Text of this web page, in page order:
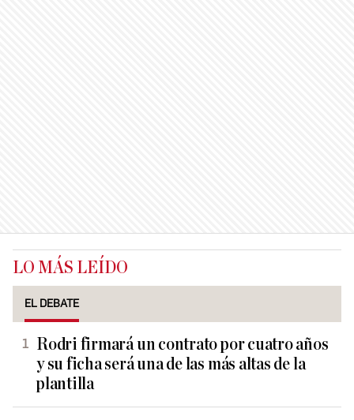
LO MÁS LEÍDO
EL DEBATE
Rodri firmará un contrato por cuatro años
y su ficha será una de las más altas de la
plantilla